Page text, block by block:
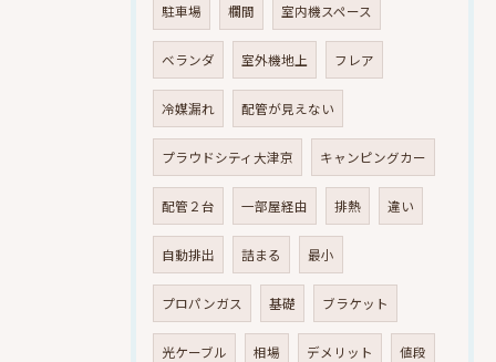
駐車場 欄間 室内機スペース
ベランダ 室外機地上 フレア
冷媒漏れ 配管が見えない
プラウドシティ大津京 キャンピングカー
配管２台 一部屋経由 排熱 違い
自動排出 詰まる 最小
プロパンガス 基礎 ブラケット
光ケーブル 相場 デメリット 値段